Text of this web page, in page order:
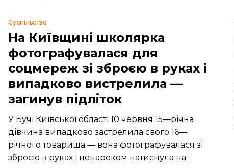
Суспільство
На Київщині школярка
фотографувалася для
соцмереж зі зброєю в руках і
випадково вистрелила —
загинув підліток
У Бучі Київської області 10 червня 15—річна
дівчина випадково застрелила свого 16—
річного товариша — вона фотографувалася зі
зброєю в руках і ненароком натиснула на